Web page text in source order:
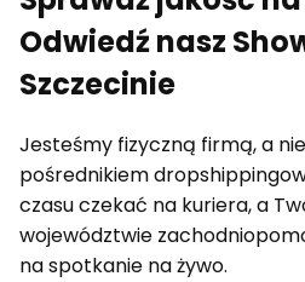
Odwiedź nasz
Szczecinie
Jesteśmy fizyczną firmą, a
pośrednikiem
czasu czekać na kuriera, a
województwie
na spotkanie na żywo.